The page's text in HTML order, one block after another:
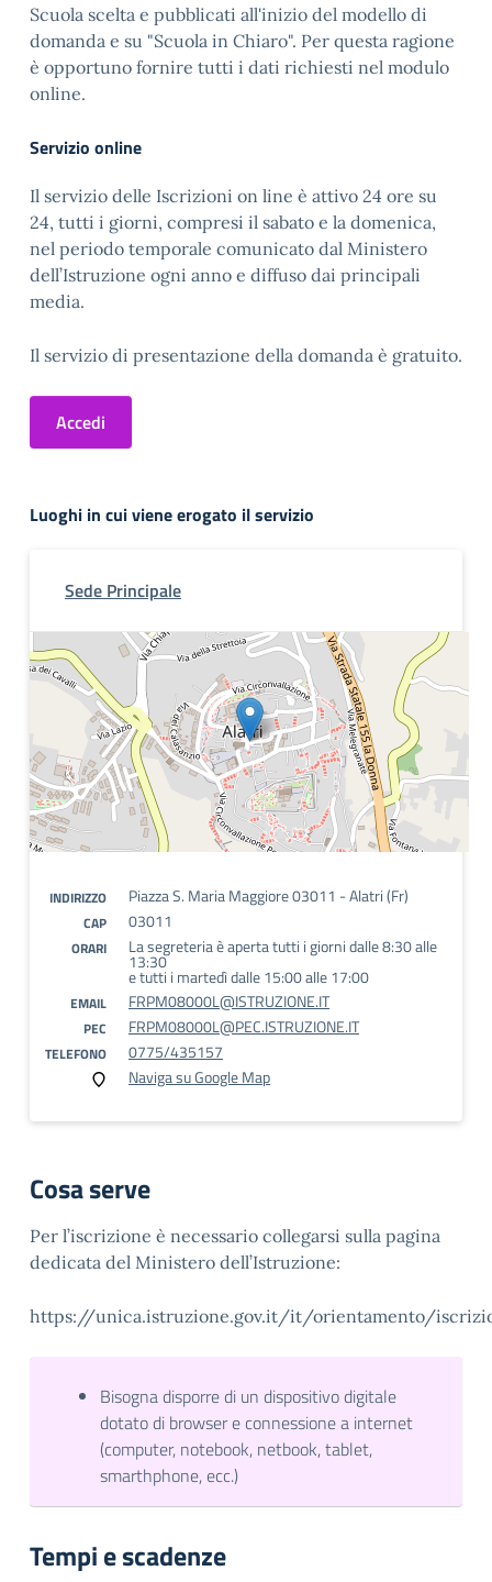
Scuola scelta e pubblicati all'inizio del modello di
domanda e su "Scuola in Chiaro". Per questa ragione
è opportuno fornire tutti i dati richiesti nel modulo
online.
Servizio online
Il servizio delle Iscrizioni on line è attivo 24 ore su
24, tutti i giorni, compresi il sabato e la domenica,
nel periodo temporale comunicato dal Ministero
dell’Istruzione ogni anno e diffuso dai principali
media.
Il servizio di presentazione della domanda è gratuito.
Accedi
Luoghi in cui viene erogato il servizio
Sede Principale
INDIRIZZO Piazza S. Maria Maggiore 03011 - Alatri (Fr)
CAP 03011
ORARI La segreteria è aperta tutti i giorni dalle 8:30 alle
13:30
e tutti i martedì dalle 15:00 alle 17:00
EMAIL FRPM08000L@ISTRUZIONE.IT
PEC FRPM08000L@PEC.ISTRUZIONE.IT
TELEFONO
0775/435157
Naviga su Google Map
Cosa serve
Per l’iscrizione è necessario collegarsi sulla pagina
dedicata del Ministero dell’Istruzione:
https://unica.istruzione.gov.it/it/orientamento/
Bisogna disporre di un dispositivo digitale
dotato di browser e connessione a internet
(computer, notebook, netbook, tablet,
smarthphone, ecc.)
Tempi e scadenze